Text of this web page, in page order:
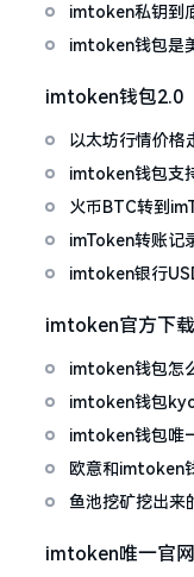
imtoken私钥到
imtoken钱包是
imtoken钱包2.0
以太坊行情价格
imtoken钱包支
火币BTC转到
情况
imToken转账记
imtoken银行
imtoken官方下载
imtoken钱包怎
换主人
imtoken钱包kyc
imtoken钱包唯
欧意和imtoken
包
鱼池挖矿挖出来
imtoken唯一官网